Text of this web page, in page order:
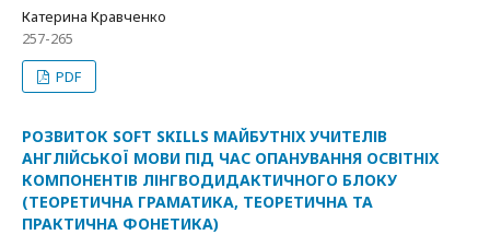
Катерина Кравченко
257-265
PDF
РОЗВИТОК SOFT SKILLS МАЙБУТНІХ УЧИТЕЛІВ
АНГЛІЙСЬКОЇ МОВИ ПІД ЧАС ОПАНУВАННЯ ОСВІТНІХ
КОМПОНЕНТІВ ЛІНГВОДИДАКТИЧНОГО БЛОКУ
(ТЕОРЕТИЧНА ГРАМАТИКА, ТЕОРЕТИЧНА ТА
ПРАКТИЧНА ФОНЕТИКА)